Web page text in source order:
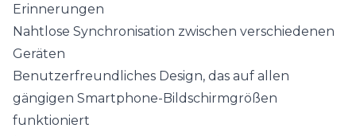
Erinnerungen
Nahtlose Synchronisation zwischen verschiedenen
Geräten
Benutzerfreundliches Design, das auf allen
gängigen Smartphone-Bildschirmgrößen
funktioniert